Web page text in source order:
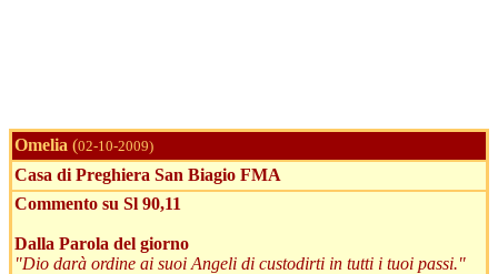
Omelia (02-10-2009)
Casa di Preghiera San Biagio FMA
Commento su Sl 90,11
Dalla Parola del giorno
"Dio darà ordine ai suoi Angeli di custodirti in tutti i tuoi passi."